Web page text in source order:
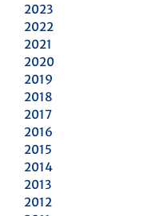
2023
2022
2021
2020
2019
2018
2017
2016
2015
2014
2013
2012